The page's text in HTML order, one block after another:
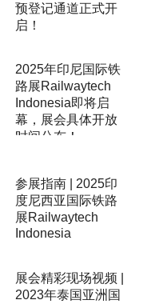
参展指南 | 2025印
度尼西亚国际铁路
展Railwaytech
Indonesia
展会精彩现场视频 |
2023年泰国亚洲国